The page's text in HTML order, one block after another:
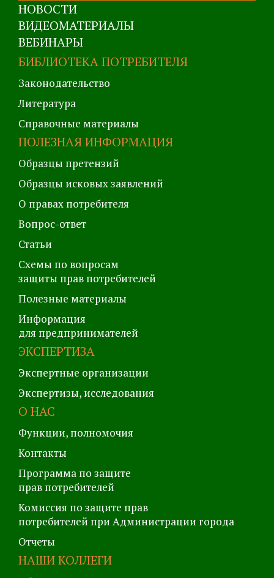
НОВОСТИ
ВИДЕОМАТЕРИАЛЫ
ВЕБИНАРЫ
БИБЛИОТЕКА ПОТРЕБИТЕЛЯ
Законодательство
Литература
Справочные материалы
ПОЛЕЗНАЯ ИНФОРМАЦИЯ
Образцы претензий
Образцы исковых заявлений
О правах потребителя
Вопрос-ответ
Статьи
Схемы по вопросам
защиты прав потребителей
Полезные материалы
Информация
для предпринимателей
ЭКСПЕРТИЗА
Экспертные организации
Экспертизы, исследования
О НАС
Функции, полномочия
Контакты
Программа по защите
прав потребителей
Комиссия по защите прав
потребителей при Администрации города
Отчеты
НАШИ КОЛЛЕГИ